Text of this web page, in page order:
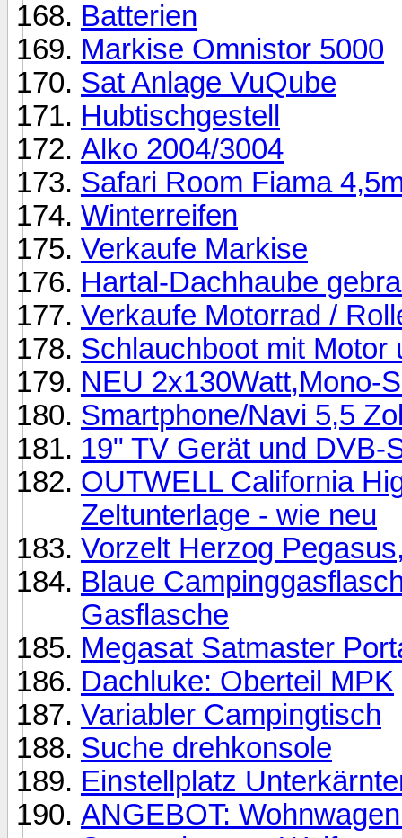
Batterien
Markise Omnistor 5000
Sat Anlage VuQube
Hubtischgestell
Alko 2004/3004
Safari Room Fiama
Winterreifen
Verkaufe Markise
Hartal-Dachhaube
Verkaufe Motorrad /
Schlauchboot mit Motor
NEU 2x130Watt,Mono-
Smartphone/Navi 5,5
19" TV Gerät und DVB-
OUTWELL California
Zeltunterlage - wie neu
Vorzelt Herzog
Blaue
Gasflasche
Megasat Satmaster
Dachluke: Oberteil MPK
Variabler Campingtisch
Suche drehkonsole
Einstellplatz
ANGEBOT: